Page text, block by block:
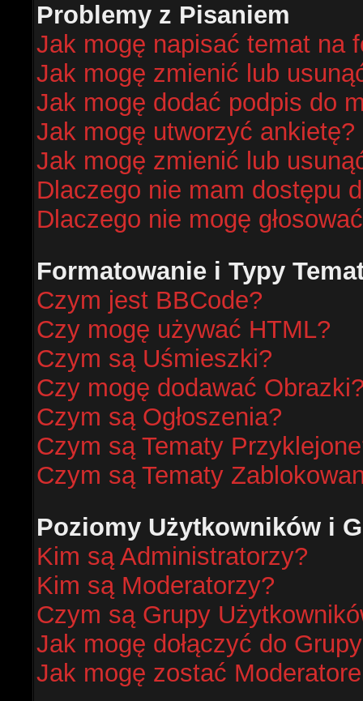
Problemy z Pisaniem
Jak mogę napisać temat na
Jak mogę zmienić lub
Jak mogę dodać podpis do
Jak mogę utworzyć ankietę?
Jak mogę zmienić lub
Dlaczego nie mam dostępu
Dlaczego nie mogę
Formatowanie i Typy
Czym jest BBCode?
Czy mogę używać HTML?
Czym są Uśmieszki?
Czy mogę dodawać
Czym są Ogłoszenia?
Czym są Tematy
Czym są Tematy
Poziomy Użytkowników i
Kim są Administratorzy?
Kim są Moderatorzy?
Czym są Grupy
Jak mogę dołączyć do
Jak mogę zostać